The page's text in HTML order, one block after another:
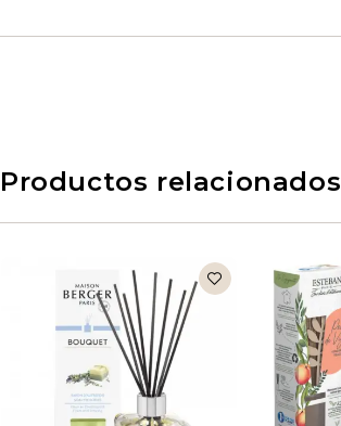
Productos relacionados